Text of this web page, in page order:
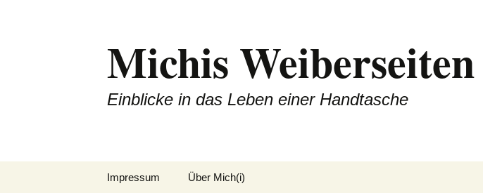
Michis Weiberseiten
Einblicke in das Leben einer Handtasche
Impressum Über Mich(i)